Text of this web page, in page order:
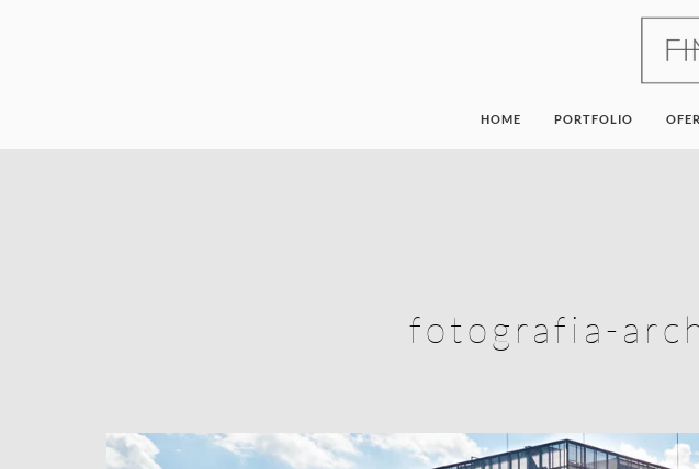
HOME PORTFOLIO
fotografia-